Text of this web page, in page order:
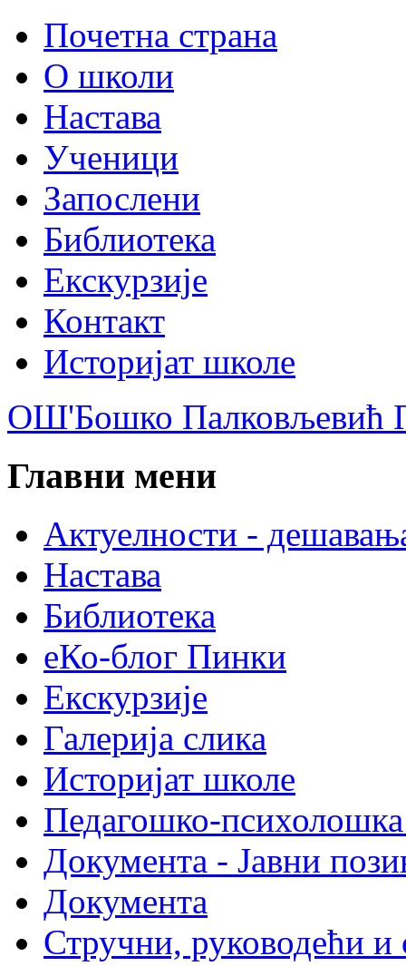
Почетна страна
О школи
Настава
Ученици
Запослени
Библиотека
Екскурзије
Контакт
Историјат школе
ОШ'Бошко Палковљевић
Главни мени
Актуелности -
Настава
Библиотека
еКо-блог Пинки
Екскурзије
Галерија слика
Историјат школе
Педагошко-психолошка
Документа - Јавни
Документа
Стручни, руководећи и